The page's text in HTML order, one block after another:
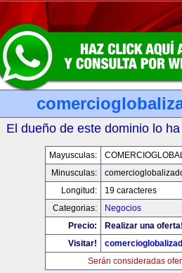
El dueño de este dominio lo
Mayusculas:
Minusculas:
Longitud:
19 caracteres
Categorias:
Negocios
Precio:
Realizar una
Visitar!
Serán consideradas